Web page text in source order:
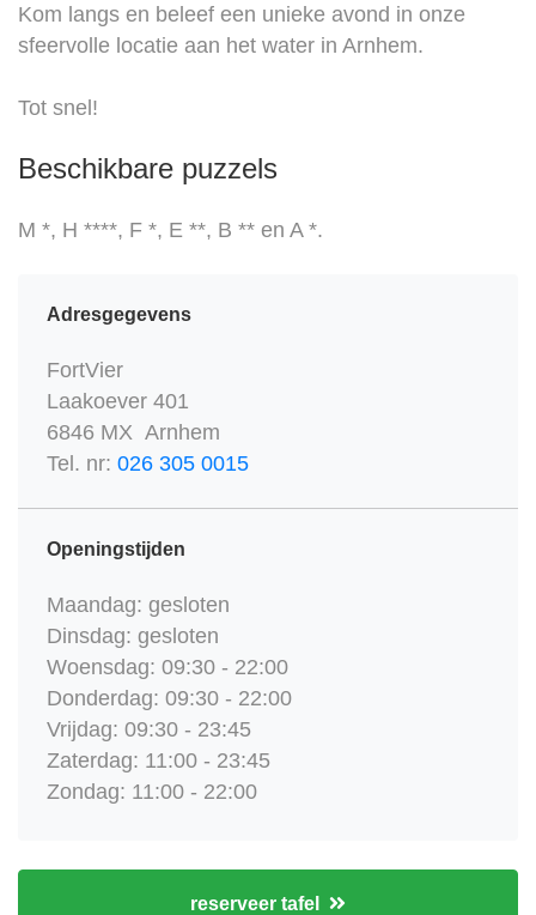
Kom langs en beleef een unieke avond in onze
sfeervolle locatie aan het water in Arnhem.
Tot snel!
Beschikbare puzzels
M *, H ****, F *, E **, B ** en A *.
Adresgegevens
FortVier
Laakoever 401
6846 MX Arnhem
Tel. nr: 026 305 0015
Openingstijden
Maandag: gesloten
Dinsdag: gesloten
Woensdag: 09:30 - 22:00
Donderdag: 09:30 - 22:00
Vrijdag: 09:30 - 23:45
Zaterdag: 11:00 - 23:45
Zondag: 11:00 - 22:00
reserveer tafel